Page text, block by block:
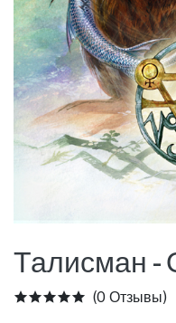
Талисман -
(0 Отзывы)